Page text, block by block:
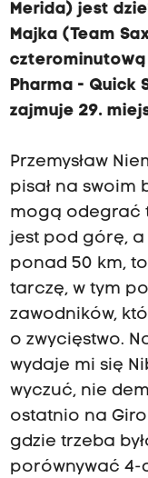
Merida) jest
Majka (Team
czterominutową
Pharma - Quick
zajmuje 29.
Przemysław
pisał na swoim
mogą odegrać
jest pod górę,
ponad 50 km,
tarczę, w tym
zawodników,
o zwycięstwo.
wydaje mi się
wyczuć, nie
ostatnio na Giro
gdzie trzeba
porównywać 4-